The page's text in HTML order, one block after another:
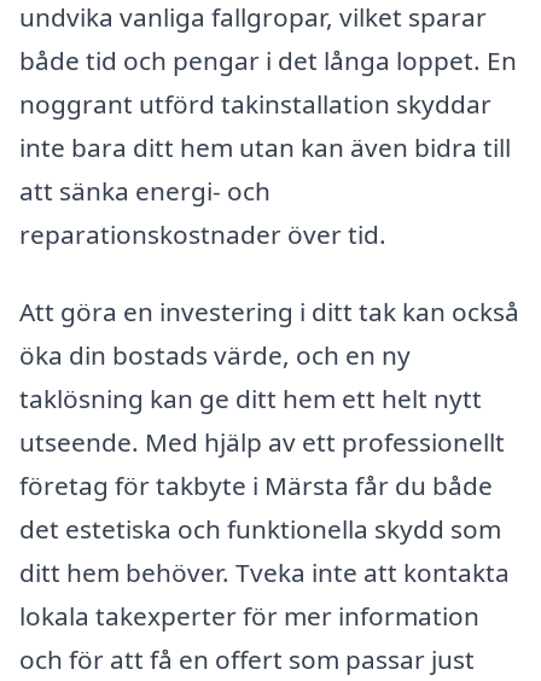
undvika vanliga fallgropar, vilket sparar
både tid och pengar i det långa loppet. En
noggrant utförd takinstallation skyddar
inte bara ditt hem utan kan även bidra till
att sänka energi- och
reparationskostnader över tid.
Att göra en investering i ditt tak kan också
öka din bostads värde, och en ny
taklösning kan ge ditt hem ett helt nytt
utseende. Med hjälp av ett professionellt
företag för takbyte i Märsta får du både
det estetiska och funktionella skydd som
ditt hem behöver. Tveka inte att kontakta
lokala takexperter för mer information
och för att få en offert som passar just